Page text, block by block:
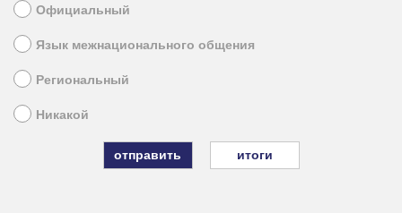
Официальный
Язык межнационального общения
Региональный
Никакой
итоги